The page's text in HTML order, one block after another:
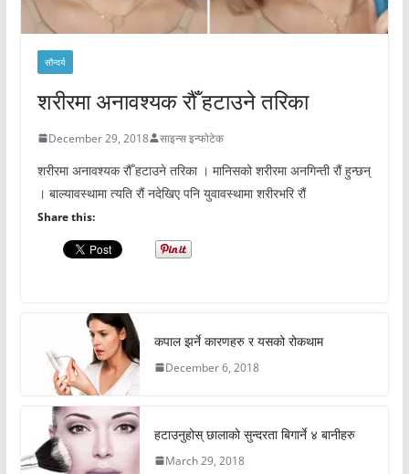
सौन्दर्य
शरीरमा अनावश्यक रौँ हटाउने तरिका
December 29, 2018 साइन्स इन्फोटेक
शरीरमा अनावश्यक रौँ हटाउने तरिका । मानिसको शरीरमा अनगिन्ती रौं हुन्छन्
। बाल्यावस्थामा त्यति रौं नदेखिए पनि युवावस्थामा शरीरभरि रौं
Share this:
कपाल झर्ने कारणहरु र यसको रोकथाम
December 6, 2018
हटाउनुहोस् छालाको सुन्दरता बिगार्ने ४ बानीहरु
March 29, 2018